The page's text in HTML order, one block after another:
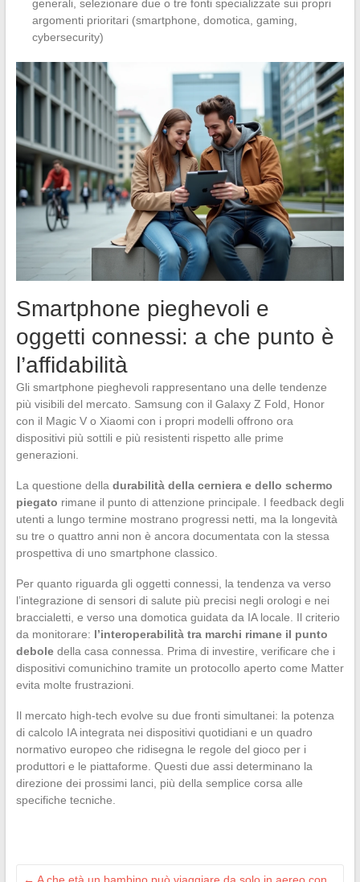
generali, selezionare due o tre fonti specializzate sui propri
argomenti prioritari (smartphone, domotica, gaming,
cybersecurity)
Smartphone pieghevoli e
oggetti connessi: a che punto è
l’affidabilità
Gli smartphone pieghevoli rappresentano una delle tendenze
più visibili del mercato. Samsung con il Galaxy Z Fold, Honor
con il Magic V o Xiaomi con i propri modelli offrono ora
dispositivi più sottili e più resistenti rispetto alle prime
generazioni.
La questione della durabilità della cerniera e dello schermo
piegato rimane il punto di attenzione principale. I feedback degli
utenti a lungo termine mostrano progressi netti, ma la longevità
su tre o quattro anni non è ancora documentata con la stessa
prospettiva di uno smartphone classico.
Per quanto riguarda gli oggetti connessi, la tendenza va verso
l’integrazione di sensori di salute più precisi negli orologi e nei
braccialetti, e verso una domotica guidata da IA locale. Il criterio
da monitorare: l’interoperabilità tra marchi rimane il punto
deboledella casa connessa. Prima di investire, verificare che i
dispositivi comunichino tramite un protocollo aperto come Matter
evita molte frustrazioni.
Il mercato high-tech evolve su due fronti simultanei: la potenza
di calcolo IA integrata nei dispositivi quotidiani e un quadro
normativo europeo che ridisegna le regole del gioco per i
produttori e le piattaforme. Questi due assi determinano la
direzione dei prossimi lanci, più della semplice corsa alle
specifiche tecniche.